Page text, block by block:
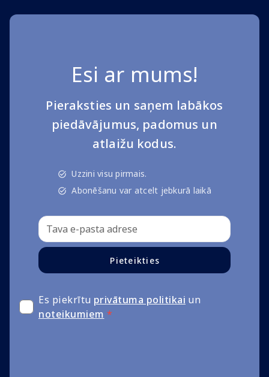
Esi ar mums!
Pieraksties un saņem labākos
piedāvājumus, padomus un
atlaižu kodus.
Uzzini visu pirmais.
Abonēšanu var atcelt jebkurā laikā
Pieteikties
Es piekrītu privātuma politikai un
noteikumiem *